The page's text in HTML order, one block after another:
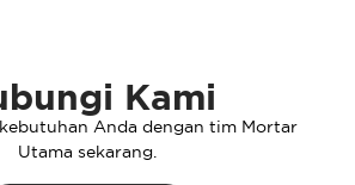
Kami
Anda dengan tim Mortar
Utama sekarang.